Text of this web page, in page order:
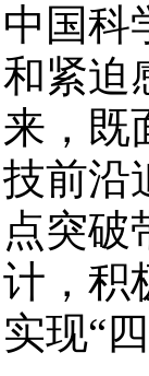
中国科
和紧迫
来，既
技前沿
点突破
计，积
实现“